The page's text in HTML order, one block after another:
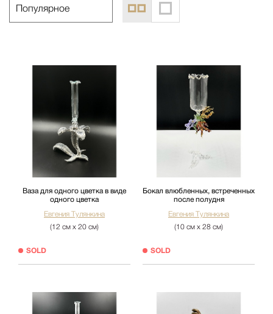
Ваза для одного цветка в виде
одного цветка
Евгения Тулянкина
(12 см х 20 см)
SOLD
Бокал влюбленных, встреченных
после полудня
Евгения Тулянкина
(10 см х 28 см)
SOLD